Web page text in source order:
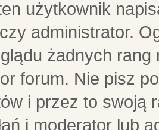
użytkownik
administrator.
żadnych
forum. Nie pisz
i przez to swoją
i moderator lub